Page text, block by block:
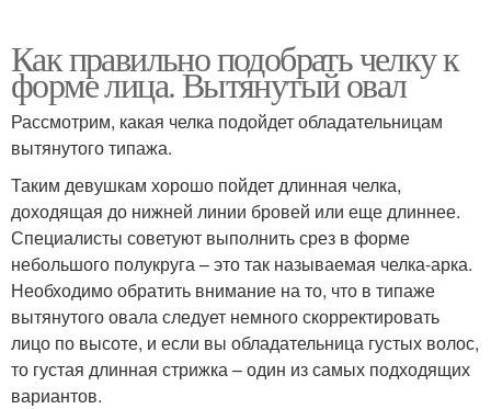
Как правильно подобрать челку к
форме лица. Вытянутый овал
Рассмотрим, какая челка подойдет обладательницам
вытянутого типажа.
Таким девушкам хорошо пойдет длинная челка,
доходящая до нижней линии бровей или еще длиннее.
Специалисты советуют выполнить срез в форме
небольшого полукруга – это так называемая челка-арка.
Необходимо обратить внимание на то, что в типаже
вытянутого овала следует немного скорректировать
лицо по высоте, и если вы обладательница густых волос,
то густая длинная стрижка – один из самых подходящих
вариантов.